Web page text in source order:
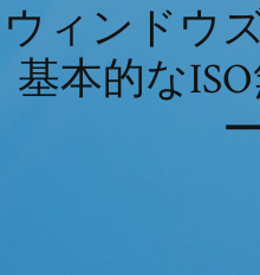
ウィンドウ
基本的な